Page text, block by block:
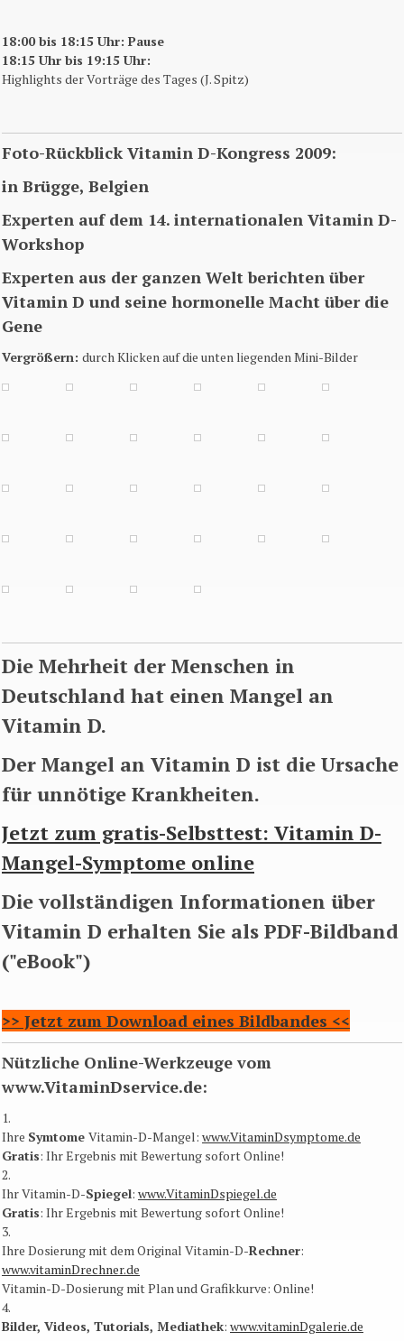
18:00 bis 18:15 Uhr: Pause
18:15 Uhr bis 19:15 Uhr:
Highlights der Vorträge des Tages (J. Spitz)
Foto-Rückblick Vitamin D-Kongress 2009:
in Brügge, Belgien
Experten auf dem 14. internationalen Vitamin D-
Workshop
Experten aus der ganzen Welt berichten über
Vitamin D und seine hormonelle Macht über die
Gene
Vergrößern: durch Klicken auf die unten liegenden Mini-Bilder
Die Mehrheit der Menschen in
Deutschland hat einen Mangel an
Vitamin D.
Der Mangel an Vitamin D ist die Ursache
für unnötige Krankheiten.
Jetzt zum gratis-Selbsttest: Vitamin D-
Mangel-Symptome online
Die vollständigen Informationen über
Vitamin D erhalten Sie als PDF-Bildband
("eBook")
>> Jetzt zum Download eines Bildbandes <<
Nützliche Online-Werkzeuge vom
www.VitaminDservice.de:
1.
Ihre Symtome Vitamin-D-Mangel: www.VitaminDsymptome.de
Gratis: Ihr Ergebnis mit Bewertung sofort Online​!
2.
Ihr Vitamin-D-Spiegel: www.VitaminDspiegel.de
Gratis: Ihr Ergebnis mit Bewertung sofort Online​!
3.
Ihre Dosierung mit dem Original Vitamin-D-Rechner:
www.vitaminDrechner.de
Vitamin-D-Dosierung mit Plan und Grafikkurve: Online​!
4.
Bilder, Videos, Tutorials, Mediathek: www.vitaminDgalerie.de